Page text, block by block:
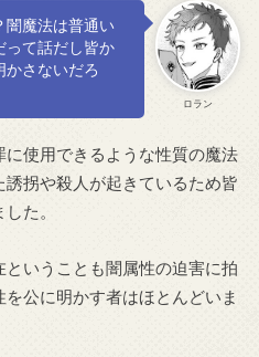
ロラン
闇魔法は普通い
って話だし皆か
かさないだろ
使用できるような性質の魔法
拐や殺人が起きているため皆
た。
いうことも闇属性の迫害に拍
公に明かす者はほとんどいま